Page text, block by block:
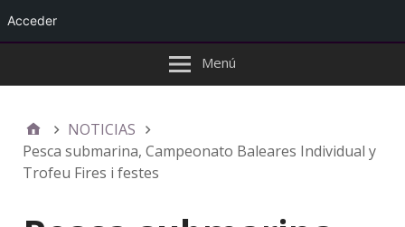
Menú
NOTICIAS
Pesca submarina, Campeonato Baleares Individual y
Trofeu Fires i festes
Acceder